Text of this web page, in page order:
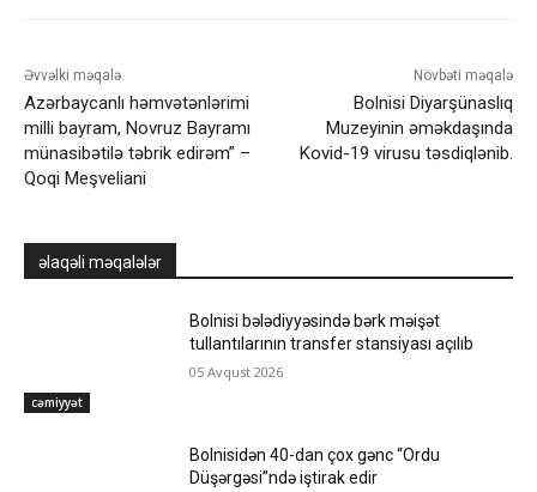
Əvvəlki məqalə
Azərbaycanlı həmvətənlərimi
milli bayram, Novruz Bayramı
münasibətilə təbrik edirəm” –
Qoqi Meşveliani
Növbəti məqalə
Bolnisi Diyarşünaslıq
Muzeyinin əməkdaşında
Kovid-19 virusu təsdiqlənib.
əlaqəli məqalələr
cəmiyyət
Bolnisi bələdiyyəsində bərk məişət
tullantılarının transfer stansiyası açılıb
05 Avqust 2026
Bolnisidən 40-dan çox gənc “Ordu
Düşərgəsi”ndə iştirak edir